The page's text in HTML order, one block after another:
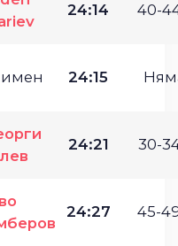
24:14 40-
24:15
24:21 30-
24:27 45-